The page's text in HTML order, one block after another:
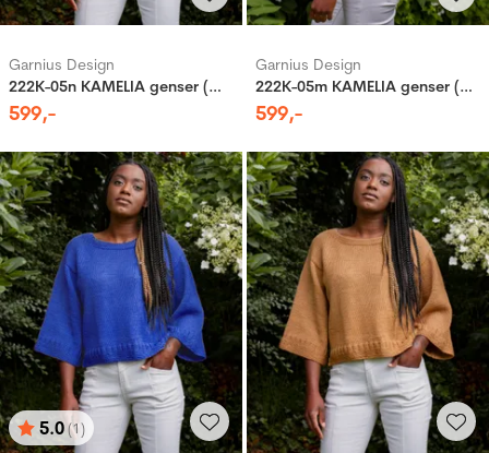
Garnius Design
222K-05n KAMELIA genser (Merinor)
599,-
Garnius Design
222K-05m KAMELIA genser (Merinor)
599,-
Karakter:
5.0(1)
av 5 mulige